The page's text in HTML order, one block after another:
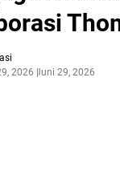
2026 Juni 29, 2026